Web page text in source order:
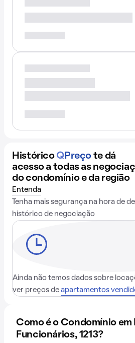
Histórico QPreço te dá
acesso a todas as
do condomínio e da região
Entenda
Tenha mais segurança na hora de
histórico de negociação
Ainda não temos dados sobre
ver preços de apartamentos
Como é o Condomínio em
Funcionários, 1213?